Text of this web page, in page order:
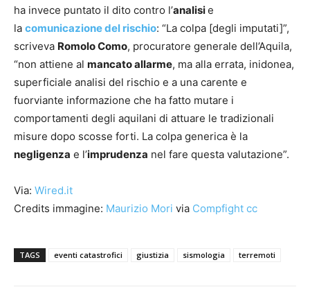
ha invece puntato il dito contro l’analisie
la comunicazione del rischio: “La colpa [degli imputati]”,
scriveva Romolo Como, procuratore generale dell’Aquila,
“non attiene al mancato allarme, ma alla errata, inidonea,
superficiale analisi del rischio e a una carente e
fuorviante informazione che ha fatto mutare i
comportamenti degli aquilani di attuare le tradizionali
misure dopo scosse forti. La colpa generica è la
negligenza e l’imprudenza nel fare questa valutazione”.
Via: Wired.it
Credits immagine: Maurizio Mori via Compfight cc
TAGS eventi catastrofici giustizia sismologia terremoti